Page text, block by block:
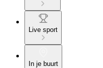
Live sport
In je buurt